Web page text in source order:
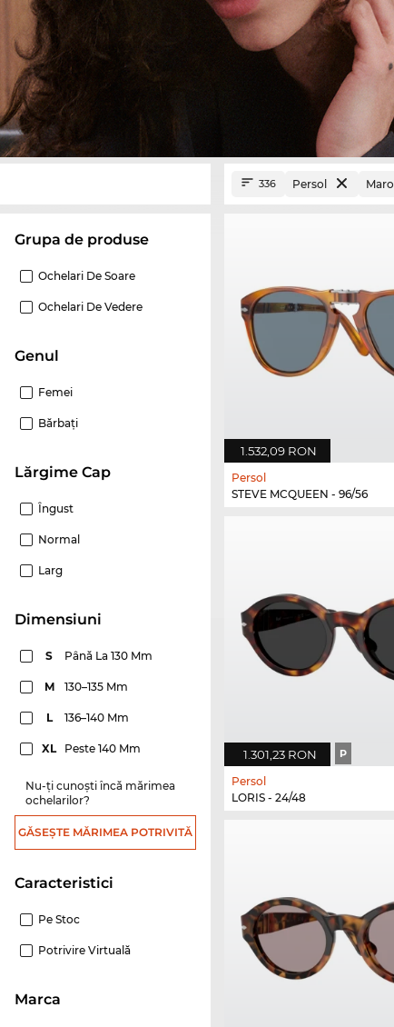
Grupa de produse
Ochelari De Soare
Ochelari De Vedere
Genul
Femei
Bărbaţi
Lărgime Cap
Îngust
Normal
Larg
dimensiuni
S Până La 130 Mm
M 130–135 Mm
L 136–140 Mm
XL Peste 140 Mm
Nu-ți cunoști încă mărimea
ochelarilor?
GĂSEȘTE MĂRIMEA POTRIVITĂ
Caracteristici
Pe Stoc
Potrivire Virtuală
marca
336 Persol Maro
1.532,09 RON
Persol
STEVE MCQUEEN - 96/56
1.301,23 RON P
Persol
LORIS - 24/48